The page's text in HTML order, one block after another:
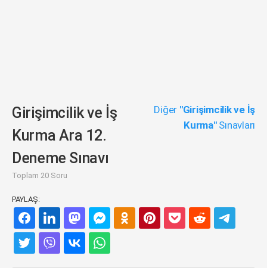
Girişimcilik ve İş
Kurma Ara 12.
Deneme Sınavı
Toplam 20 Soru
Diğer "Girişimcilik ve İş
Kurma"Sınavları
PAYLAŞ: